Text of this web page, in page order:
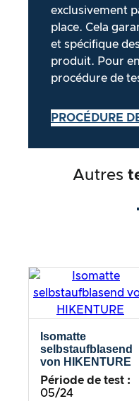
exclusivement
place. Cela
et spécifique
produit. Pour
procédure de
PROCÉDURE
Autres
Isomatte
selbstaufblasend
von HIKENTURE
Période de test :
05/24